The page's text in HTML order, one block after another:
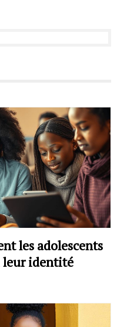
les adolescents
identité